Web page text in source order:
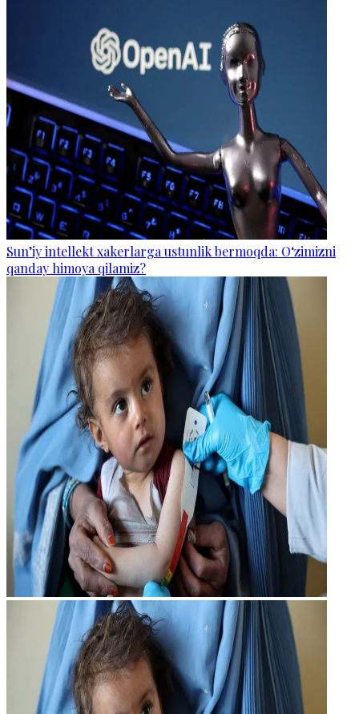
Sun’iy intellekt xakerlarga ustunlik bermoqda: O‘zimizni
qanday himoya qilamiz?